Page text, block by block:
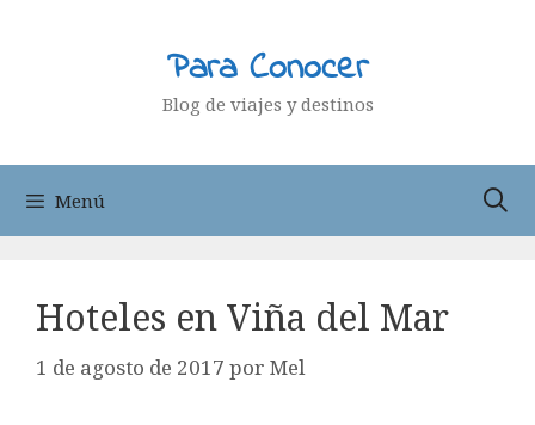
Para Conocer
Blog de viajes y destinos
Menú
Hoteles en Viña del Mar
1 de agosto de 2017 por Mel